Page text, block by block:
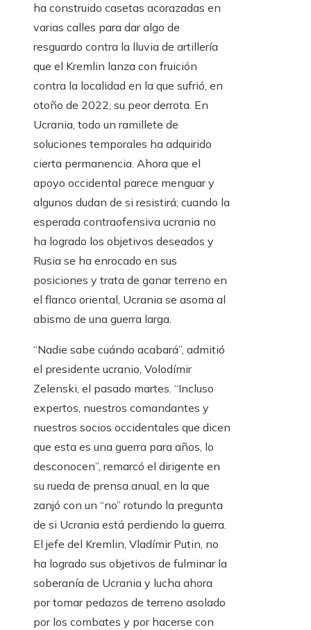
ha construido casetas acorazadas en
varias calles para dar algo de
resguardo contra la lluvia de artillería
que el Kremlin lanza con fruición
contra la localidad en la que sufrió, en
otoño de 2022, su peor derrota. En
Ucrania, todo un ramillete de
soluciones temporales ha adquirido
cierta permanencia. Ahora que el
apoyo occidental parece menguar y
algunos dudan de si resistirá; cuando la
esperada contraofensiva ucrania no
ha logrado los objetivos deseados y
Rusia se ha enrocado en sus
posiciones y trata de ganar terreno en
el flanco oriental, Ucrania se asoma al
abismo de una guerra larga.
“Nadie sabe cuándo acabará”, admitió
el presidente ucranio, Volodímir
Zelenski, el pasado martes. “Incluso
expertos, nuestros comandantes y
nuestros socios occidentales que dicen
que esta es una guerra para años, lo
desconocen”, remarcó el dirigente en
su rueda de prensa anual, en la que
zanjó con un “no” rotundo la pregunta
de si Ucrania está perdiendo la guerra.
El jefe del Kremlin, Vladímir Putin, no
ha logrado sus objetivos de fulminar la
soberanía de Ucrania y lucha ahora
por tomar pedazos de terreno asolado
por los combates y por hacerse con